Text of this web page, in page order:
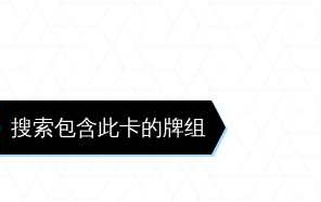
搜索包含此卡的牌组